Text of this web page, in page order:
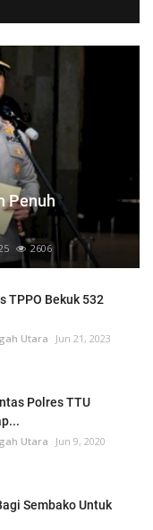
Penuh
2606
TPPO Bekuk 532
Utara
Jun 21, 2023
Polres TTU
Utara
Jun 9, 2020
Sembako Untuk